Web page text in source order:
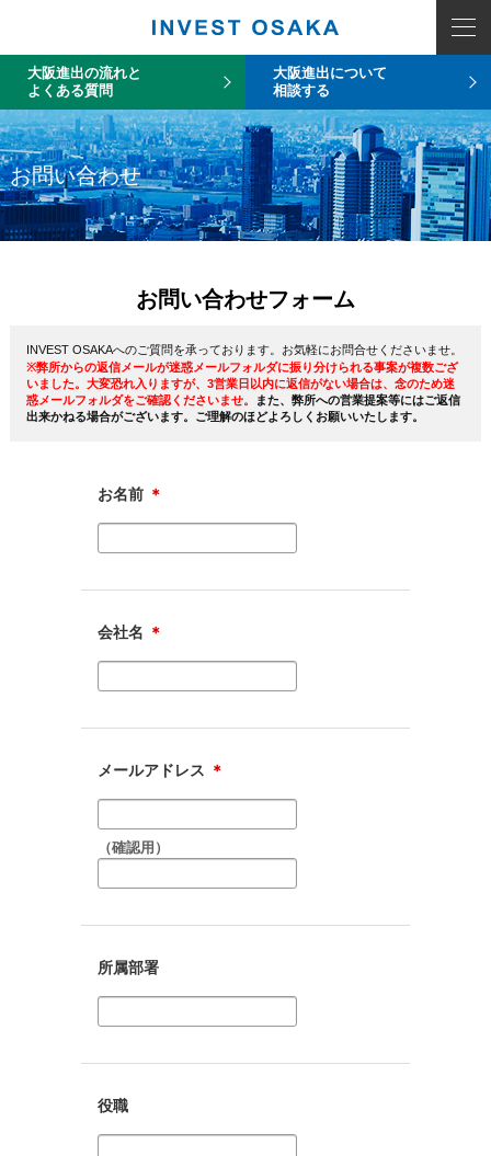
大阪進出の流れと
よくある質問
大阪進出について
相談する
お問い合わせ